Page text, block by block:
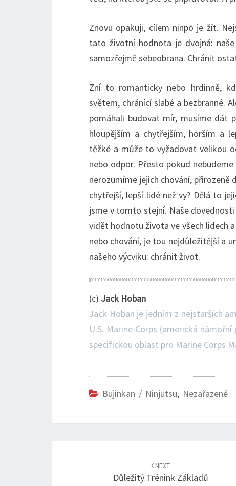
Znovu opakuji, cílem ninpō je žít.
tato životní hodnota je dvojná:
samozřejmě sebeobrana. Chránit
Zní to romanticky nebo hrdinně,
světem, chránící slabé a bezbranné.
pomáhali budovat mír, musíme dát
hloupějším a chytřejším, horším a
těžké a může to vyžadovat velikou
nebo odpor. Přesto pokud
nerozumíme jejich chování,
chytřejší, lepší lidé než vy? Dělá to
jsme v tomto stejní. Naše
vidět hodnotu života ve všech lidech
nebo chování, je tou nejdůležitější a
našeho výcviku: chránit život.
(c) Jack Hoban
Jack Hoban je jedním z nejstarších
U.S. Marine Corps (americká
specifickou oblast pro Marine Corps
Bujinkan / Ninjutsu, Nezařazené
NEXT
Důležitý Trénink Základů